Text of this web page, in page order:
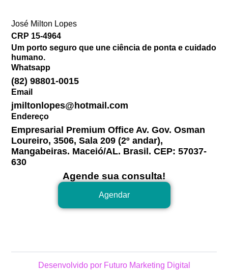
José Milton Lopes​
CRP 15-4964
Um porto seguro que une ciência de ponta e cuidado
humano.
Whatsapp
(82) 98801-0015
Email
jmiltonlopes@hotmail.com
Endereço
Empresarial Premium Office Av. Gov. Osman
Loureiro, 3506, Sala 209 (2º andar),
Mangabeiras. Maceió/AL. Brasil. CEP: 57037-
630
Agende sua consulta!
Agendar
Desenvolvido por Futuro Marketing Digital